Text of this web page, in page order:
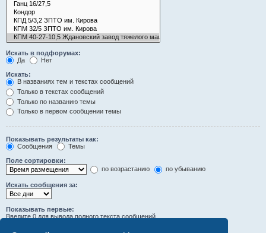
Искать в подфорумах:
Да
Нет
Искать:
В названиях тем и текстах сообщений
Только в текстах сообщений
Только по названию темы
Только в первом сообщении темы
Показывать результаты как:
Сообщения
Темы
Поле сортировки:
по возрастанию
по убыванию
Искать сообщения за:
Показывать первые:
Введите 0 для вывода полного текста сообщений.